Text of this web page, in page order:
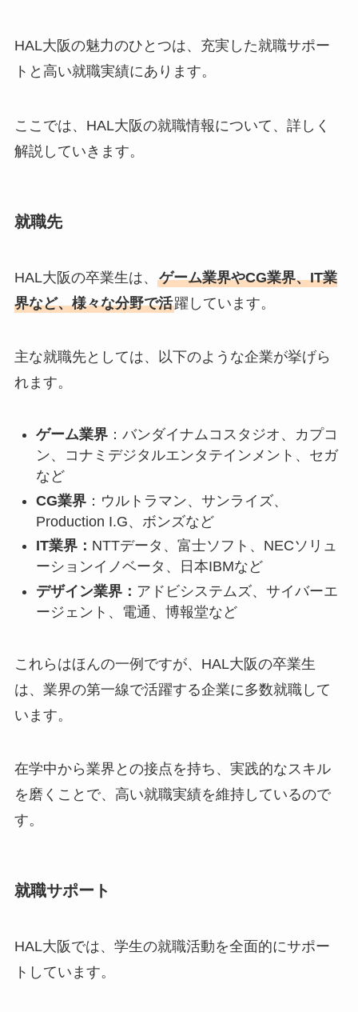
HAL大阪の魅力のひとつは、充実した就職サポー
トと高い就職実績にあります。
ここでは、HAL大阪の就職情報について、詳しく
解説していきます。
就職先
HAL大阪の卒業生は、 ゲーム業界やCG業界、IT業
界など、様々な分野で活躍しています。
主な就職先としては、以下のような企業が挙げら
れます。
ゲーム業界：バンダイナムコスタジオ、カプコ
ン、コナミデジタルエンタテインメント、セガ
など
CG業界：ウルトラマン、サンライズ、
Production I.G、ボンズなど
IT業界： NTTデータ、富士ソフト、NECソリュ
ーションイノベータ、日本IBMなど
デザイン業界： アドビシステムズ、サイバーエ
ージェント、電通、博報堂など
これらはほんの一例ですが、HAL大阪の卒業生
は、業界の第一線で活躍する企業に多数就職して
います。
在学中から業界との接点を持ち、実践的なスキル
を磨くことで、高い就職実績を維持しているので
す。
就職サポート
HAL大阪では、学生の就職活動を全面的にサポー
トしています。